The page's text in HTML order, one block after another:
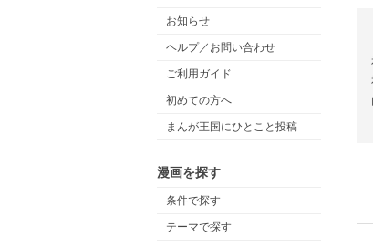
お知らせ
ヘルプ／お問い合わせ
ご利用ガイド
初めての方へ
まんが王国にひとこと投稿
漫画を探す
条件で探す
テーマで探す